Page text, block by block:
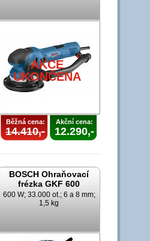
AKCE
UKONČENA
Běžná cena:
14.410,-
Akční cena:
12.290,-
BOSCH Ohraňovací
frézka GKF 600
600 W; 33.000 ot.; 6 a 8 mm;
1,5 kg